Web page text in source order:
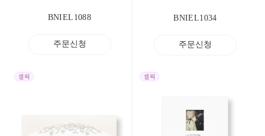
BNIEL1088
주문신청
BNIEL1034
주문신청